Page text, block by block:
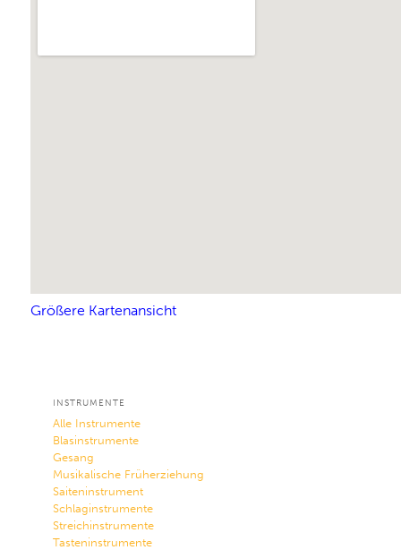
Größere Kartenansicht
INSTRUMENTE
Alle Instrumente
Blasinstrumente
Gesang
Musikalische Früherziehung
Saiteninstrument
Schlaginstrumente
Streichinstrumente
Tasteninstrumente